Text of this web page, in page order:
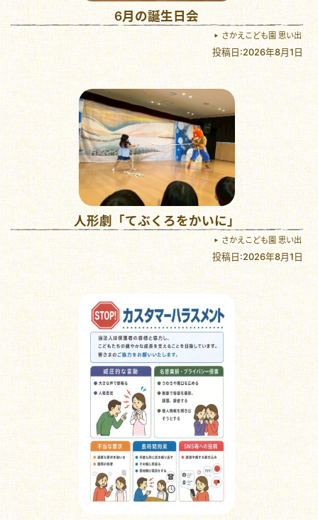
6月の誕生日会
さかえこども園 思い出
投稿日:2026年8月1日
人形劇「てぶくろをかいに」
さかえこども園 思い出
投稿日:2026年8月1日